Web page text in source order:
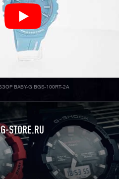
BABY-G BGS-100RT-2A
STORE.RU